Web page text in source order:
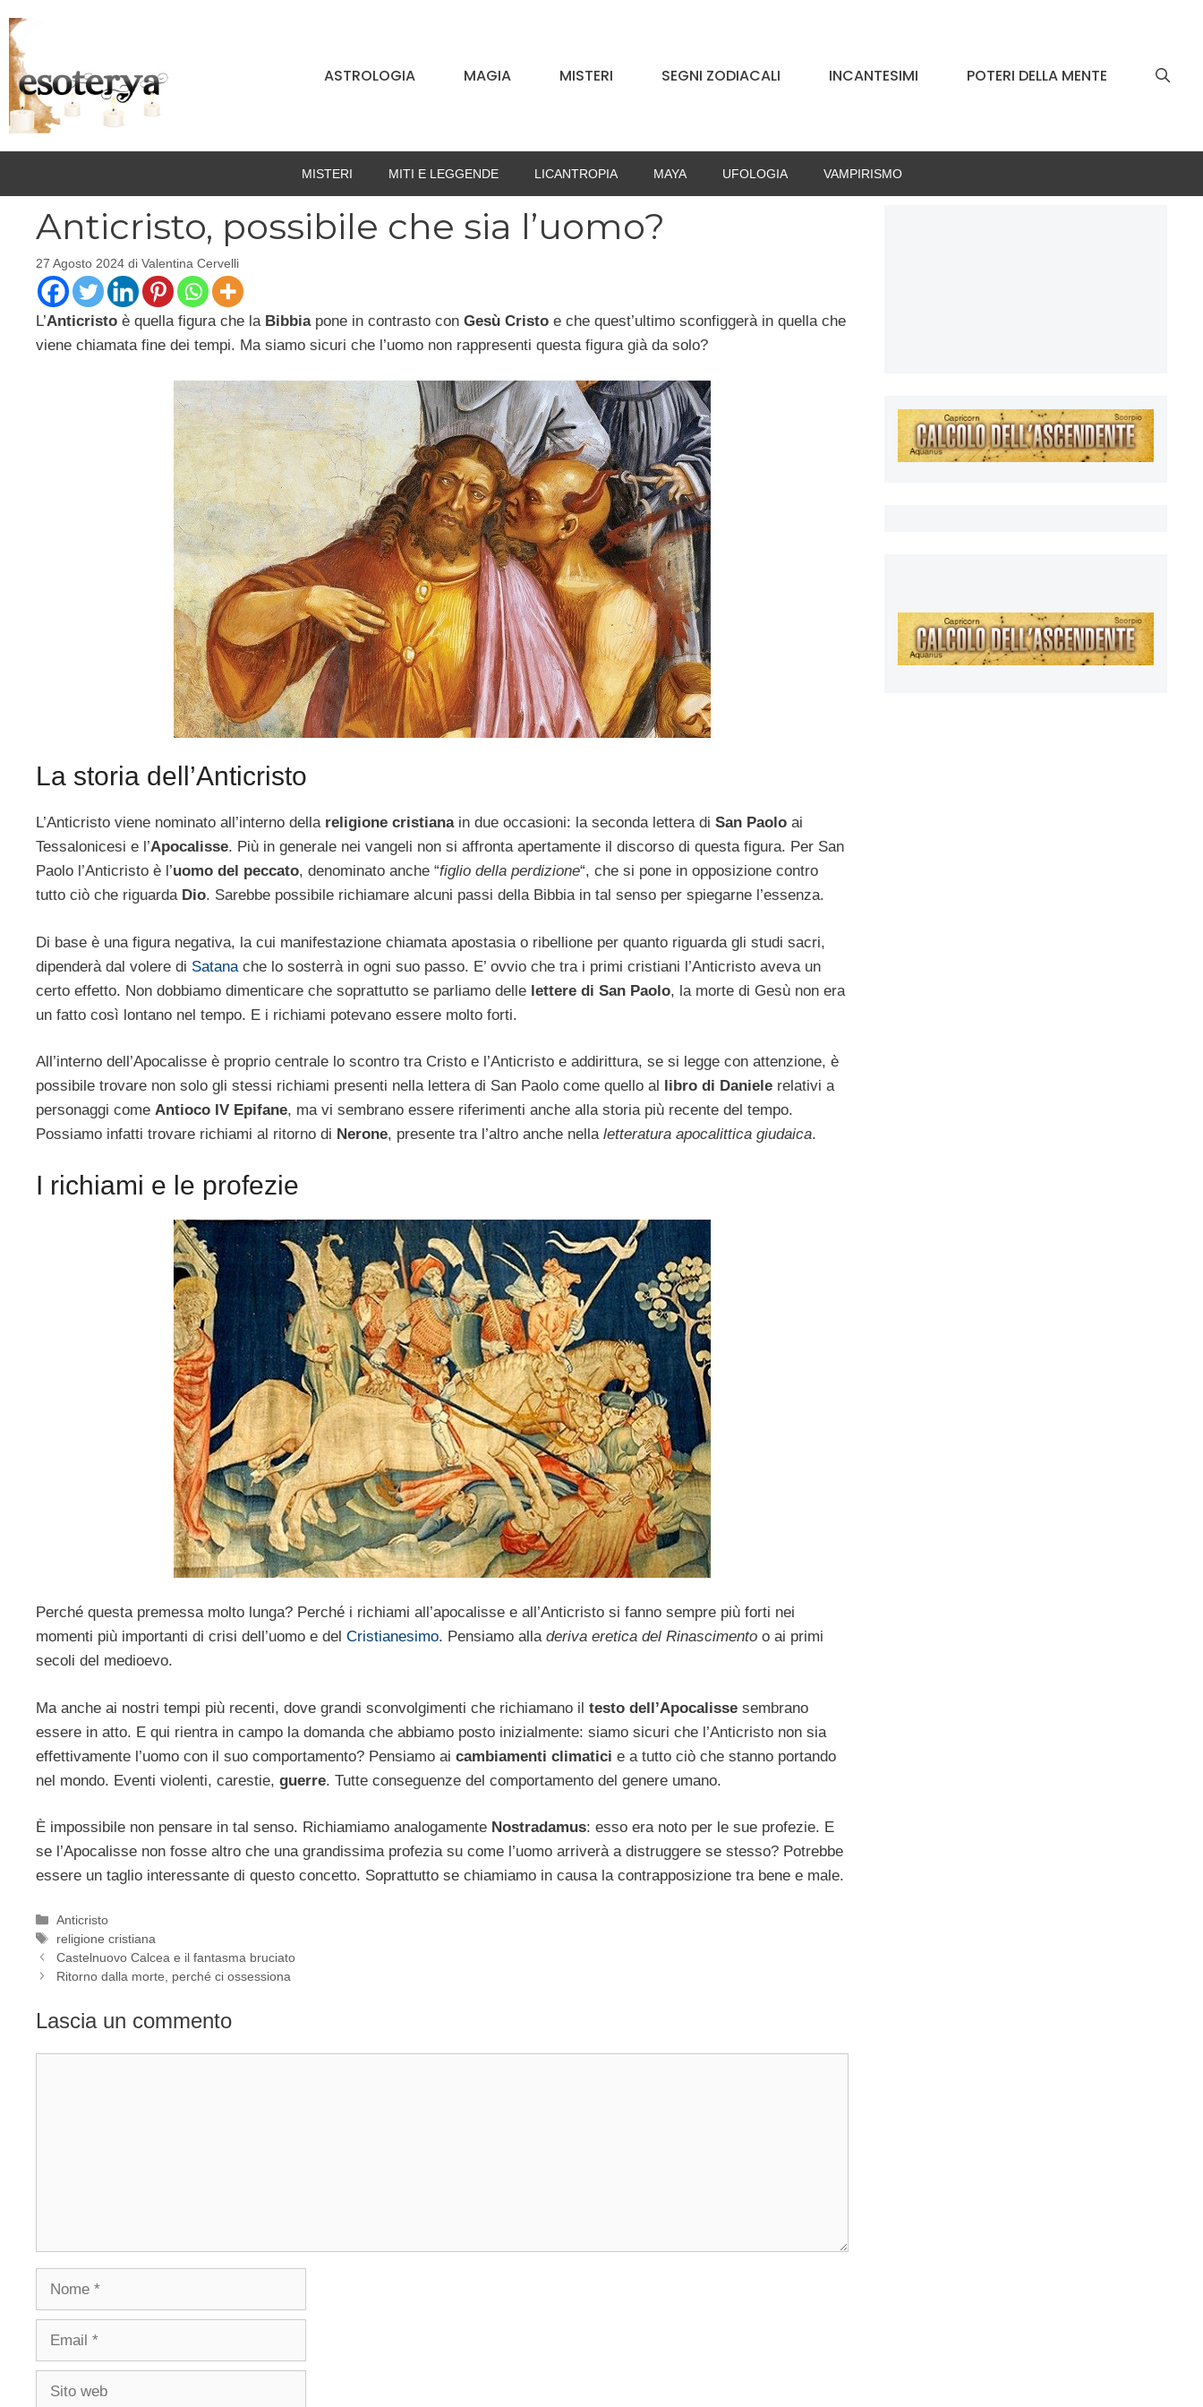
al
contenuto
ASTROLOGIA MAGIA MISTERI SEGNI ZODIACALI INCANTESIMI POTERI DELLA MENTE
MISTERI MITI E LEGGENDE LICANTROPIA MAYA UFOLOGIA VAMPIRISMO
Anticristo, possibile che sia l’uomo?
27 Agosto 2024 di Valentina Cervelli
L’Anticristo è quella figura che laBibbiapone in contrasto con Gesù Cristo e che quest’ultimo sconfiggerà in quella che
viene chiamata fine dei tempi. Ma siamo sicuri che l’uomo non rappresenti questa figura già da solo?
La storia dell’Anticristo
L’Anticristo viene nominato all’interno della religione cristianain due occasioni: la seconda lettera di San Paolo ai
Tessalonicesi e l’Apocalisse. Più in generale nei vangeli non si affronta apertamente il discorso di questa figura. Per San
Paolo l’Anticristo è l’uomo del peccato, denominato anche “figlio della perdizione“, che si pone in opposizione contro
tutto ciò che riguarda Dio. Sarebbe possibile richiamare alcuni passi della Bibbia in tal senso per spiegarne l’essenza.
Di base è una figura negativa, la cui manifestazione chiamata apostasia o ribellione per quanto riguarda gli studi sacri,
dipenderà dal volere di Satana che lo sosterrà in ogni suo passo. E’ ovvio che tra i primi cristiani l’Anticristo aveva un
certo effetto. Non dobbiamo dimenticare che soprattutto se parliamo delle lettere di San Paolo, la morte di Gesù non era
un fatto così lontano nel tempo. E i richiami potevano essere molto forti.
All’interno dell’Apocalisse è proprio centrale lo scontro tra Cristo e l’Anticristo e addirittura, se si legge con attenzione, è
possibile trovare non solo gli stessi richiami presenti nella lettera di San Paolo come quello al
libro di Daniele relativi a
personaggi come Antioco IV Epifane, ma vi sembrano essere riferimenti anche alla storia più recente del tempo.
Possiamo infatti trovare richiami al ritorno di Nerone, presente tra l’altro anche nella letteratura apocalittica giudaica.
I richiami e le profezie
Perché questa premessa molto lunga? Perché i richiami all’apocalisse e all’Anticristo si fanno sempre più forti nei
momenti più importanti di crisi dell’uomo e del Cristianesimo. Pensiamo alladeriva eretica del Rinascimento o ai primi
secoli del medioevo.
Ma anche ai nostri tempi più recenti, dove grandi sconvolgimenti che richiamano il testo dell’Apocalisse sembrano
essere in atto. E qui rientra in campo la domanda che abbiamo posto inizialmente: siamo sicuri che l’Anticristo non sia
effettivamente l’uomo con il suo comportamento? Pensiamo ai cambiamenti climatici e a tutto ciò che stanno portando
nel mondo. Eventi violenti, carestie, guerre. Tutte conseguenze del comportamento del genere umano.
È impossibile non pensare in tal senso. Richiamiamo analogamente Nostradamus: esso era noto per le sue profezie. E
se l’Apocalisse non fosse altro che una grandissima profezia su come l’uomo arriverà a distruggere se stesso? Potrebbe
essere un taglio interessante di questo concetto. Soprattutto se chiamiamo in causa la contrapposizione tra bene e male.
Categorie
Anticristo
Tag
religione cristiana
Castelnuovo Calcea e il fantasma bruciato
Ritorno dalla morte, perché ci ossessiona
Lascia un commento
Nome
Email
Sito